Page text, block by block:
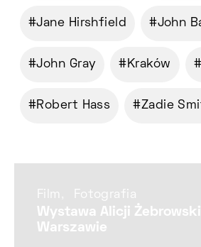
Jane Hirshfield John
John Gray Kraków
Robert Hass Zadie
Film Fotografia
Wystawa Alicji
Warszawie